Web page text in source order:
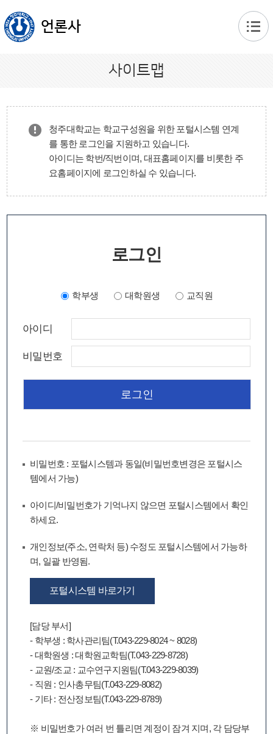
언론사
사이트맵
청주대학교는 학교구성원을 위한 포털시스템 연계
를 통한 로그인을 지원하고 있습니다.
아이디는 학번/직번이며, 대표홈페이지를 비롯한 주
요홈페이지에 로그인하실 수 있습니다.
로그인
학부생 대학원생 교직원
아이디
비밀번호
비밀번호 : 포털시스템과 동일(비밀번호변경은 포털시스
템에서 가능)
아이디/비밀번호가 기억나지 않으면 포털시스템에서 확인
하세요.
개인정보(주소, 연락처 등) 수정도 포털시스템에서 가능하
며, 일괄 반영됨.
포털시스템 바로가기
[담당 부서]
- 학부생 : 학사관리팀(T.043-229-8024 ~ 8028)
- 대학원생 : 대학원교학팀(T.043-229-8728)
- 교원/조교 : 교수연구지원팀(T.043-229-8039)
- 직원 : 인사총무팀(T.043-229-8082)
- 기타 : 전산정보팀(T.043-229-8789)
※ 비밀번호가 여러 번 틀리면 계정이 잠겨 지며, 각 담당부